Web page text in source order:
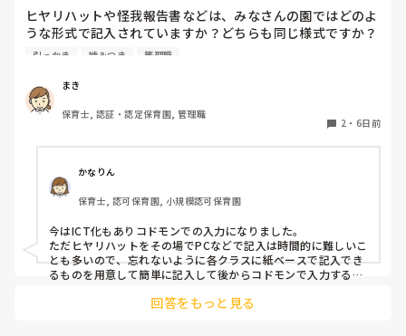
いですよね。。
要支援児とも関係が出来、私といることが安全基地と思ってく
れと、自分のもとに帰ってきてくれるので、少し落ち着いたか
とも思います。
手が足りないですよね。
メンタルやられないようにリフレッシュしながら頑張りましょ
うね。
ヒヤリハットや怪我報告書などは、みなさんの園ではどのよ
うな形式で記入されていますか？どちらも同じ様式ですか？
園の経営者が変わったため、様式を変える…みたいになって
引っかき 噛みつき 管理職
まき
保育士, 認証・認定保育園, 管理職
2 ・ 6日前
かなりん
保育士, 認可保育園, 小規模認可保育園
今はICT化もありコドモンでの入力になりました。
ただヒヤリハットをその場でPCなどで記入は時間的に難しいこ
とも多いので、忘れないように各クラスに紙ベースで記入でき
るものを用意して簡単に記入して後からコドモンで入力するよ
回答をもっと見る